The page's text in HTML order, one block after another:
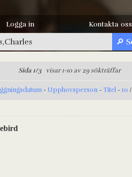
Logga in Kontakta oss
Sida 1/3visar 1-10 av 29 sökträffar
- Upphovsperson -Titel - 10 /